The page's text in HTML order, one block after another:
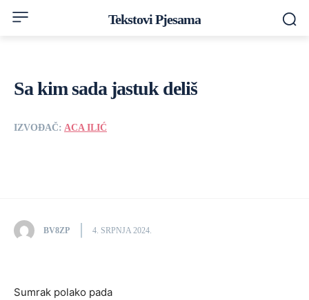
Tekstovi Pjesama
Sa kim sada jastuk deliš
IZVOĐAČ: ACA ILIĆ
BV8ZP 4. SRPNJA 2024.
Sumrak polako pada